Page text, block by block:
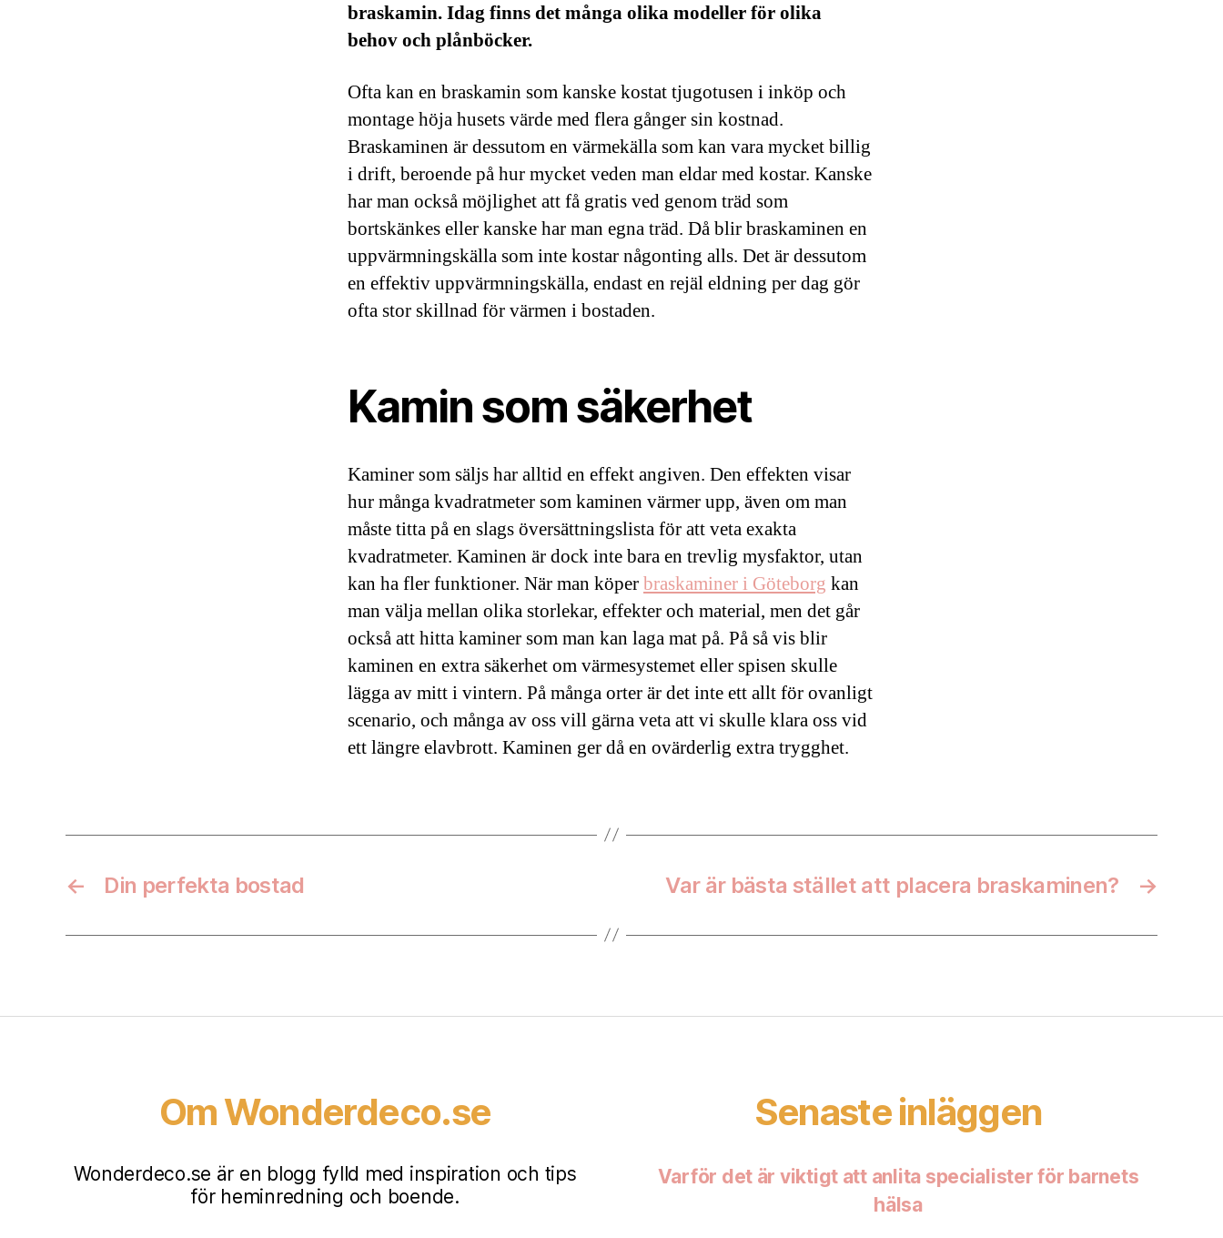
braskamin. Idag finns det många olika modeller för olika
behov och plånböcker.
Ofta kan en braskamin som kanske kostat tjugotusen i inköp och
montage höja husets värde med flera gånger sin kostnad.
Braskaminen är dessutom en värmekälla som kan vara mycket billig
i drift, beroende på hur mycket veden man eldar med kostar. Kanske
har man också möjlighet att få gratis ved genom träd som
bortskänkes eller kanske har man egna träd. Då blir braskaminen en
uppvärmningskälla som inte kostar någonting alls. Det är dessutom
en effektiv uppvärmningskälla, endast en rejäl eldning per dag gör
ofta stor skillnad för värmen i bostaden.
Kamin som säkerhet
Kaminer som säljs har alltid en effekt angiven. Den effekten visar
hur många kvadratmeter som kaminen värmer upp, även om man
måste titta på en slags översättningslista för att veta exakta
kvadratmeter. Kaminen är dock inte bara en trevlig mysfaktor, utan
kan ha fler funktioner. När man köperbraskaminer i Göteborg kan
man välja mellan olika storlekar, effekter och material, men det går
också att hitta kaminer som man kan laga mat på. På så vis blir
kaminen en extra säkerhet om värmesystemet eller spisen skulle
lägga av mitt i vintern. På många orter är det inte ett allt för ovanligt
scenario, och många av oss vill gärna veta att vi skulle klara oss vid
ett längre elavbrott. Kaminen ger då en ovärderlig extra trygghet.
← Din perfekta bostad →
Var är bästa stället att placera braskaminen?
Om Wonderdeco.se
Wonderdeco.se är en blogg fylld med inspiration och tips
för heminredning och boende.
Senaste inläggen
Varför det är viktigt att anlita specialister för barnets
hälsa